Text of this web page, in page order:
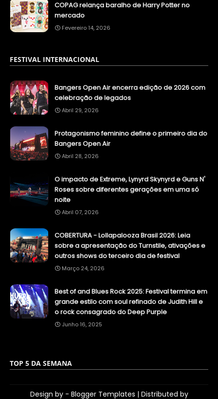
COPAG relança baralho de Harry Potter no
mercado
Fevereiro 14, 2026
FESTIVAL INTERNACIONAL
Bangers Open Air encerra edição de 2026 com
celebração de legados
Abril 29, 2026
Protagonismo feminino define o primeiro dia do
Bangers Open Air
Abril 28, 2026
O impacto de Extreme, Lynyrd Skynyrd e Guns N'
Roses sobre diferentes gerações em uma só
noite
Abril 07, 2026
COBERTURA - Lollapalooza Brasil 2026: Leia
sobre a apresentação do Turnstile, ativações e
outros shows do terceiro dia de festival
Março 24, 2026
Best of and Blues Rock 2025: Festival termina em
grande estilo com soul refinado de Judith Hill e
o rock consagrado do Deep Purple
Junho 16, 2025
TOP 5 DA SEMANA
Design by - Blogger Templates | Distributed by